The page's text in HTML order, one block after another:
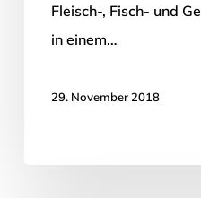
Fleisch-, Fisch- und
in einem…
29. November 2018